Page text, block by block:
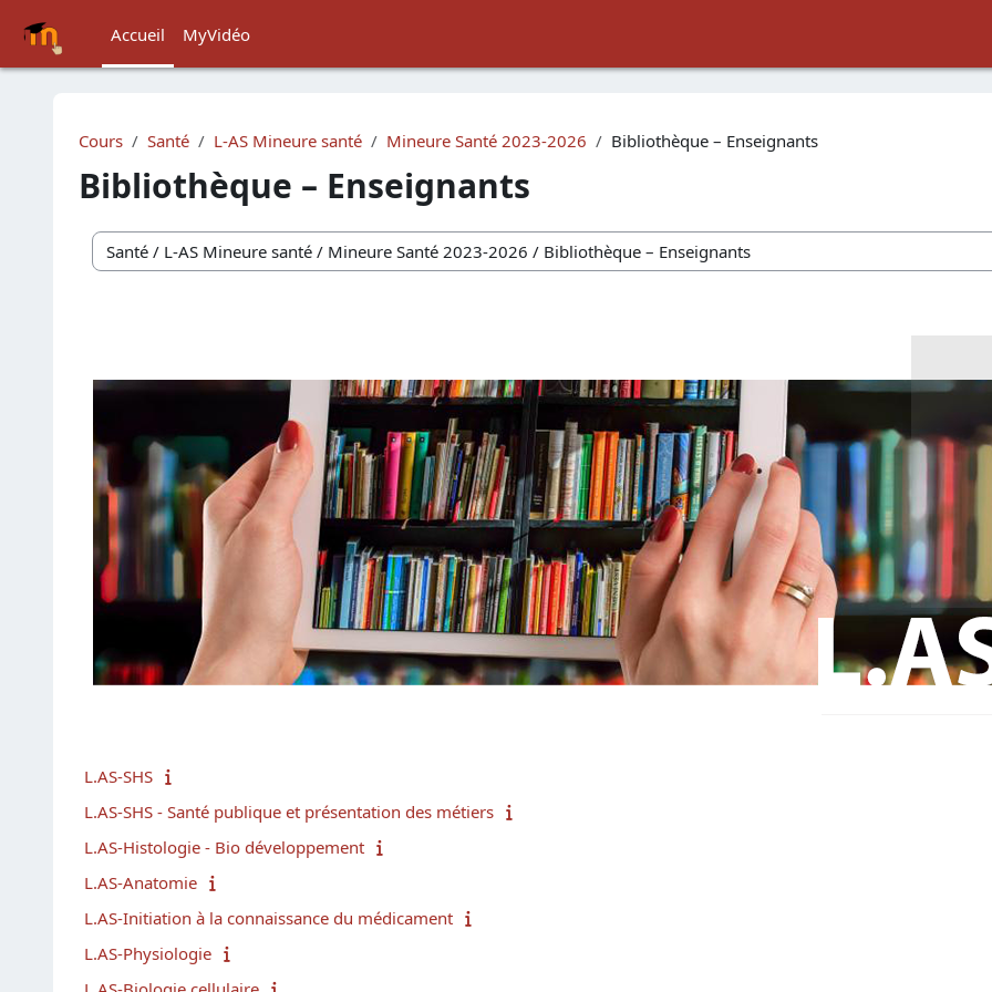
Accueil
MyVidéo
Cours Santé L-AS Mineure santé Mineure Santé 2023-2026 Bibliothèque – Enseignants
Bibliothèque – Enseignants
Catégories de cours
L.AS-SHS
L.AS-SHS - Santé publique et présentation des métiers
L.AS-Histologie - Bio développement
L.AS-Anatomie
L.AS-Initiation à la connaissance du médicament
L.AS-Physiologie